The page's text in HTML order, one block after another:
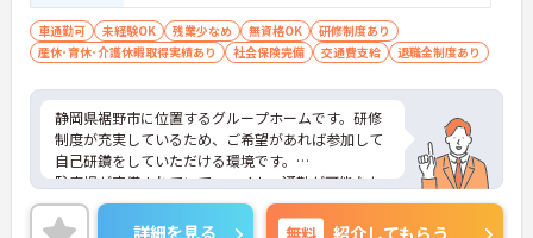
車通勤可 未経験OK 残業少なめ 無資格OK
研修制度あり
産休･育休･介護休暇取得実績あり
社会保険完備 交通費支給 退職金制度あり
静岡県裾野市に位置するグループホームです。研修
制度が充実しているため、ご希望があれば参加して
自己研鑽をしていただける環境です。
駐車場が完備されていて、マイカー通勤が可能なた
め、通勤に便利です。残業時間はほとんど発生しま
せん。プライベートとメリハリをつけて勤務できま
詳細を見る 無料 紹介してもらう